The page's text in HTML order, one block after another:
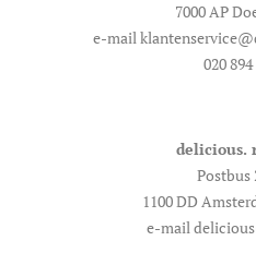
7000 AP
e-mail
020
delicious.
Postbus
1100 DD
e-mail